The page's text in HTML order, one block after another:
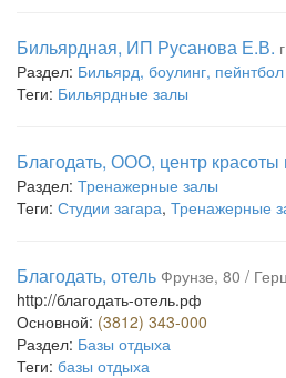
Бильярдная, ИП Русанова Е.В.
Раздел: Бильярд, боулинг, пейнтбол
Теги: Бильярдные залы
Благодать, ООО, центр красоты
Раздел: Тренажерные залы
Теги: Студии загара, Тренажерные
Благодать, отель Фрунзе, 80 /
http://благодать-отель.рф
Основной: (3812) 343-000
Раздел: Базы отдыха
Теги: базы отдыха